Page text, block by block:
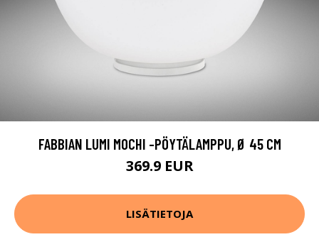
FABBIAN LUMI MOCHI -PÖYTÄLAMPPU, Ø 45 CM
369.9 EUR
LISÄTIETOJA